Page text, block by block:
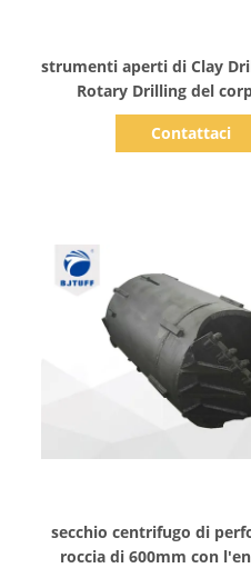
strumenti aperti di Clay
Rotary Drilling del
centrifuga di
Contattaci
secchio centrifugo di
roccia di 600mm con